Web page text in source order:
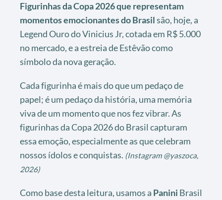
Figurinhas da Copa 2026 que representam
momentos emocionantes do Brasilsão, hoje, a
Legend Ouro do Vinicius Jr, cotada em R$ 5.000
no mercado, e a estreia de Estêvão como
símbolo da nova geração.
Cada figurinha é mais do que um pedaço de
papel; é um pedaço da história, uma memória
viva de um momento que nos fez vibrar. As
figurinhas da Copa 2026 do Brasil capturam
essa emoção, especialmente as que celebram
nossos ídolos e conquistas. (Instagram @yaszoca,
2026)
Como base desta leitura, usamos a Panini Brasil